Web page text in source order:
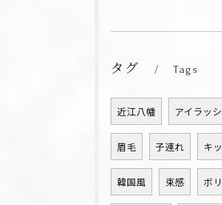
タグ Tags
近江八幡 アイラッ
眉毛 子連れ キ
韓国風 束感 ボ